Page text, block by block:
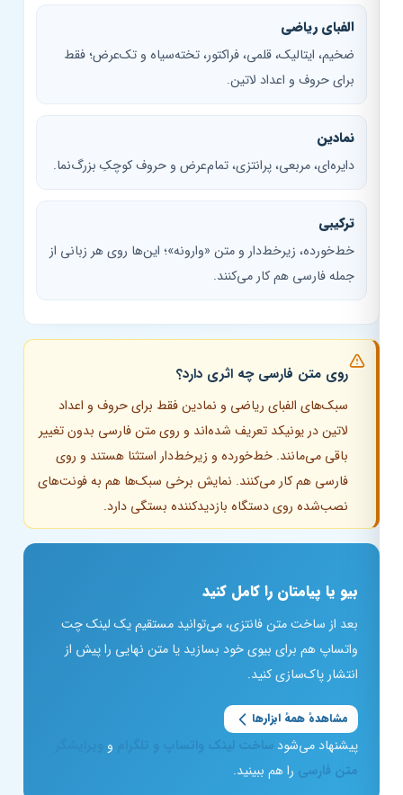
الفبای ریاضی
ضخیم، ایتالیک، قلمی، فراکتور، تخته‌سیاه و تک‌عرض؛ فقط
برای حروف و اعداد لاتین.
نمادین
دایره‌ای، مربعی، پرانتزی، تمام‌عرض و حروف کوچکِ بزرگ‌نما.
ترکیبی
خط‌خورده، زیرخط‌دار و متن «وارونه»؛ این‌ها روی هر زبانی از
جمله فارسی هم کار می‌کنند.
روی متن فارسی چه اثری دارد؟
سبک‌های الفبای ریاضی و نمادین فقط برای حروف و اعداد
لاتین در یونیکد تعریف شده‌اند و روی متن فارسی بدون تغییر
باقی می‌مانند. خط‌خورده و زیرخط‌دار استثنا هستند و روی
فارسی هم کار می‌کنند. نمایش برخی سبک‌ها هم به فونت‌های
نصب‌شده روی دستگاه بازدیدکننده بستگی دارد.
بیو یا پیامتان را کامل کنید
بعد از ساخت متن فانتزی، می‌توانید مستقیم یک لینک چت
واتساپ هم برای بیوی خود بسازید یا متن نهایی را پیش از
انتشار پاک‌سازی کنید.
مشاهدهٔ همهٔ ابزارها
پیشنهاد می‌شودساخت لینک واتساپ و تلگرام
ویرایشگر
متن فارسیرا هم ببینید.